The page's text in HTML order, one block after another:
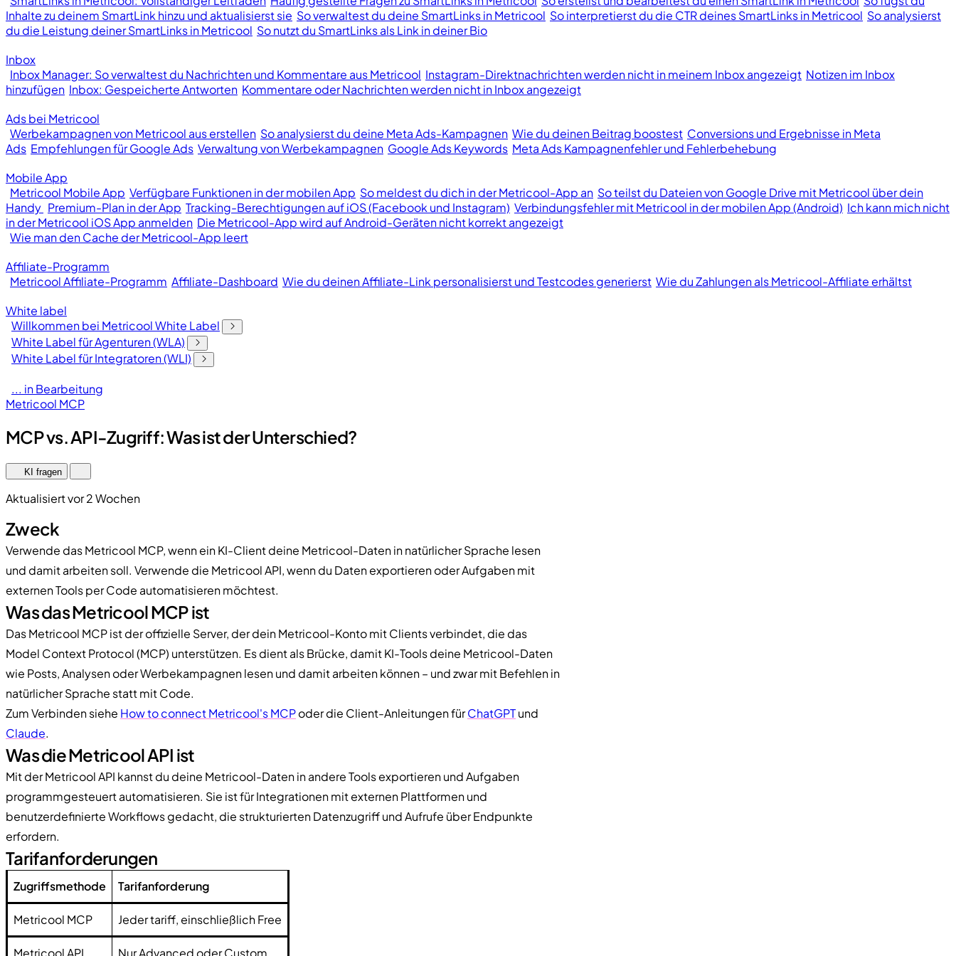
Inhalte zu deinem SmartLink hinzu und aktualisierst sie So verwaltest du deine SmartLinks in Metricool So interpretierst du die CTR deines SmartLinks in Metricool So analysierst
du die Leistung deiner SmartLinks in Metricool So nutzt du SmartLinks als Link in deiner Bio
Inbox
Inbox Manager: So verwaltest du Nachrichten und Kommentare aus Metricool Instagram-Direktnachrichten werden nicht in meinem Inbox angezeigt Notizen im Inbox
hinzufügen Inbox: Gespeicherte Antworten Kommentare oder Nachrichten werden nicht in Inbox angezeigt
Ads bei Metricool
Werbekampagnen von Metricool aus erstellen So analysierst du deine Meta Ads-Kampagnen Wie du deinen Beitrag boostest Conversions und Ergebnisse in Meta
Ads Empfehlungen für Google Ads Verwaltung von Werbekampagnen Google Ads Keywords Meta Ads Kampagnenfehler und Fehlerbehebung
Mobile App
Metricool Mobile App Verfügbare Funktionen in der mobilen App So meldest du dich in der Metricool-App an So teilst du Dateien von Google Drive mit Metricool über dein
Handy Premium-Plan in der App Tracking-Berechtigungen auf iOS (Facebook und Instagram) Verbindungsfehler mit Metricool in der mobilen App (Android) Ich kann mich nicht
in der Metricool iOS App anmelden Die Metricool-App wird auf Android-Geräten nicht korrekt angezeigt
Wie man den Cache der Metricool-App leert
Affiliate-Programm
Metricool Affiliate-Programm Affiliate-Dashboard Wie du deinen Affiliate-Link personalisierst und Testcodes generierst Wie du Zahlungen als Metricool-Affiliate erhältst
White label
Willkommen bei Metricool White Label
White Label für Agenturen (WLA)
White Label für Integratoren (WLI)
... in Bearbeitung
Metricool MCP
MCP vs. API-Zugriff: Was ist der Unterschied?
KI fragen
Aktualisiert vor 2 Wochen
Zweck
Verwende das Metricool MCP, wenn ein KI-Client deine Metricool-Daten in natürlicher Sprache lesen
und damit arbeiten soll. Verwende die Metricool API, wenn du Daten exportieren oder Aufgaben mit
externen Tools per Code automatisieren möchtest.
Was das Metricool MCP ist
Das Metricool MCP ist der offizielle Server, der dein Metricool-Konto mit Clients verbindet, die das
Model Context Protocol (MCP) unterstützen. Es dient als Brücke, damit KI-Tools deine Metricool-Daten
wie Posts, Analysen oder Werbekampagnen lesen und damit arbeiten können – und zwar mit Befehlen in
natürlicher Sprache statt mit Code.
Zum Verbinden siehe How to connect Metricool's MCPoder die Client-Anleitungen fürChatGPTund
Claude.
Was die Metricool API ist
Mit der Metricool API kannst du deine Metricool-Daten in andere Tools exportieren und Aufgaben
programmgesteuert automatisieren. Sie ist für Integrationen mit externen Plattformen und
benutzerdefinierte Workflows gedacht, die strukturierten Datenzugriff und Aufrufe über Endpunkte
erfordern.
Tarifanforderungen
Zugriffsmethode Tarifanforderung
Metricool MCP Jeder tariff, einschließlich Free
Metricool API Nur Advanced oder Custom